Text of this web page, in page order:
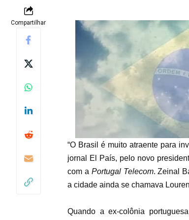
Compartilhar
“O Brasil é muito atraente para
jornal El País, pelo novo
com a Portugal Telecom. Zeinal
a cidade ainda se chamava
Quando a ex-colônia